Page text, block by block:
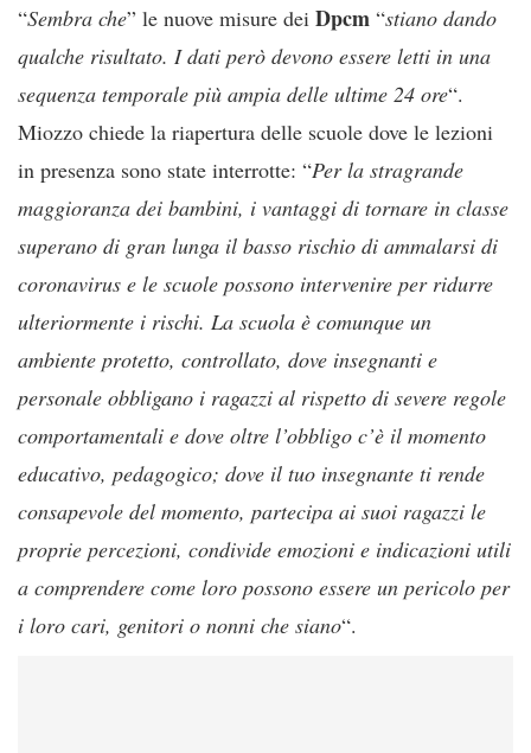
“Sembra che” le nuove misure dei Dpcm “stiano dando
qualche risultato. I dati però devono essere letti in una
sequenza temporale più ampia delle ultime 24 ore“.
Miozzo chiede la riapertura delle scuole dove le lezioni
in presenza sono state interrotte: “Per la stragrande
maggioranza dei bambini, i vantaggi di tornare in classe
superano di gran lunga il basso rischio di ammalarsi di
coronavirus e le scuole possono intervenire per ridurre
ulteriormente i rischi. La scuola è comunque un
ambiente protetto, controllato, dove insegnanti e
personale obbligano i ragazzi al rispetto di severe regole
comportamentali e dove oltre l’obbligo c’è il momento
educativo, pedagogico; dove il tuo insegnante ti rende
consapevole del momento, partecipa ai suoi ragazzi le
proprie percezioni, condivide emozioni e indicazioni utili
a comprendere come loro possono essere un pericolo per
i loro cari, genitori o nonni che siano“.